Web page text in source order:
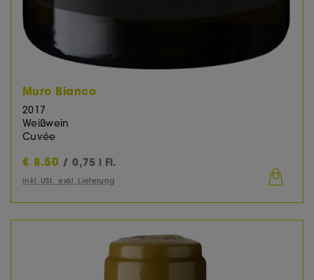
Muro Bianco
2017
Weißwein
Cuvée
€ 8.50 / 0,75 l Fl.
inkl. USt. exkl. Lieferung